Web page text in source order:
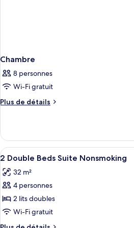
Chambre
8 personnes
Wi-Fi gratuit
Plus de détails
Plus
le
type
de
Chambre
Afficher
toutes
les
photos
pour
ce
type
Une
5
2 Double Beds Suite Nonsmoking
32 m²
4 personnes
2 lits doubles
Wi-Fi gratuit